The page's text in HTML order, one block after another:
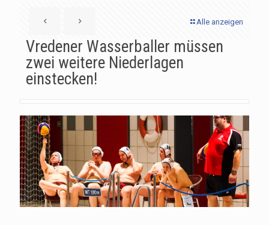
Alle anzeigen
Vredener Wasserballer müssen
zwei weitere Niederlagen
einstecken!